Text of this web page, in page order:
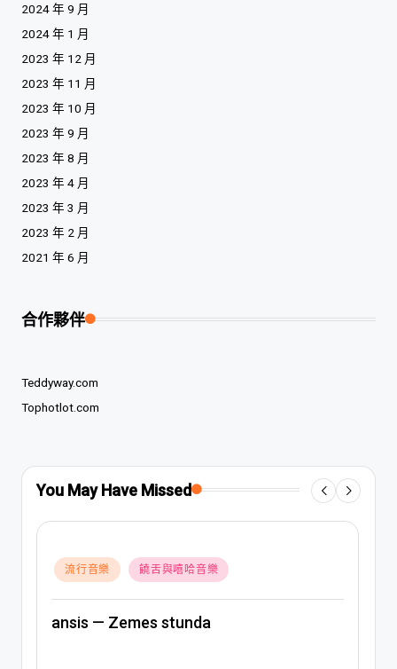
2024 年 9 月
2024 年 1 月
2023 年 12 月
2023 年 11 月
2023 年 10 月
2023 年 9 月
2023 年 8 月
2023 年 4 月
2023 年 3 月
2023 年 2 月
2021 年 6 月
合作夥伴
Teddyway.com
Tophotlot.com
You May Have Missed
Posted
in
流行音樂 饒舌與嘻哈音樂
ansis — Zemes stunda